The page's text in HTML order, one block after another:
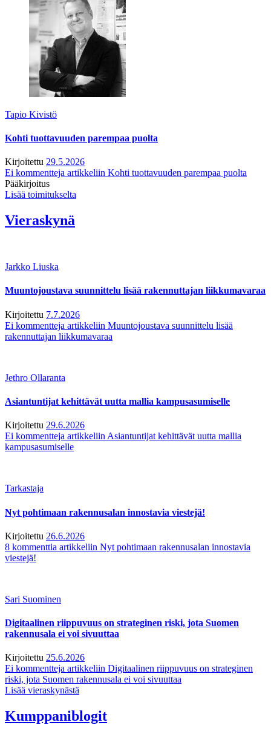
Tapio Kivistö
Kohti tuottavuuden parempaa puolta
Kirjoitettu 29.5.2026
Ei kommentteja artikkeliin Kohti tuottavuuden parempaa puolta
Pääkirjoitus
Lisää toimitukselta
Vieraskynä
Jarkko Liuska
Muuntojoustava suunnittelu lisää rakennuttajan liikkumavaraa
Kirjoitettu 7.7.2026
Ei kommentteja artikkeliin Muuntojoustava suunnittelu lisää
rakennuttajan liikkumavaraa
Jethro Ollaranta
Asiantuntijat kehittävät uutta mallia kampusasumiselle
Kirjoitettu 29.6.2026
Ei kommentteja artikkeliin Asiantuntijat kehittävät uutta mallia
kampusasumiselle
Tarkastaja
Nyt pohtimaan rakennusalan innostavia viestejä!
Kirjoitettu 26.6.2026
8 kommenttia artikkeliin Nyt pohtimaan rakennusalan innostavia
viestejä!
Sari Suominen
Digitaalinen riippuvuus on strateginen riski, jota Suomen
rakennusala ei voi sivuuttaa
Kirjoitettu 25.6.2026
Ei kommentteja artikkeliin Digitaalinen riippuvuus on strateginen
riski, jota Suomen rakennusala ei voi sivuuttaa
Lisää vieraskynästä
Kumppaniblogit